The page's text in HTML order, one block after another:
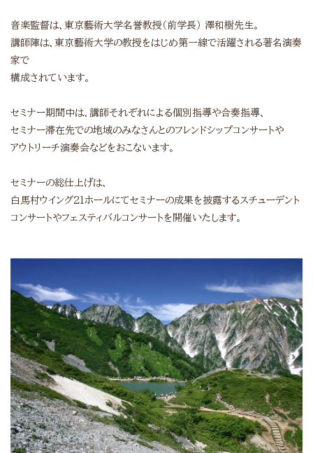
音楽監督は、東京藝術大学名誉教授（前学長） 澤和樹先生。
講師陣は、東京藝術大学の教授をはじめ第一線で活躍される著名演奏
家で
構成されています。
セミナー期間中は、講師それぞれによる個別指導や合奏指導、
セミナー滞在先での地域のみなさんとのフレンドシップコンサートや
アウトリーチ演奏会などをおこないます。
セミナーの総仕上げは、
白馬村ウイング21ホールにてセミナーの成果を披露するスチューデント
コンサートやフェスティバルコンサートを開催いたします。